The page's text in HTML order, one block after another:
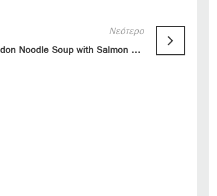
Νεότερο
Udon Noodle Soup with Salmon & Veggies